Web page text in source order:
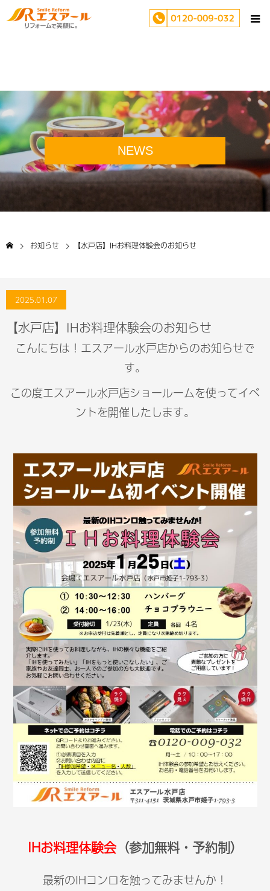
NEWS
お知らせ 【水戸店】IHお料理体験会のお知らせ
2025.01.07
【水戸店】IHお料理体験会のお知らせ
こんにちは！エスアール水戸店からのお知らせで
す。
この度エスアール水戸店ショールームを使ってイベ
ントを開催したします。
IHお料理体験会（参加無料・予約制）
最新のIHコンロを触ってみませんか！